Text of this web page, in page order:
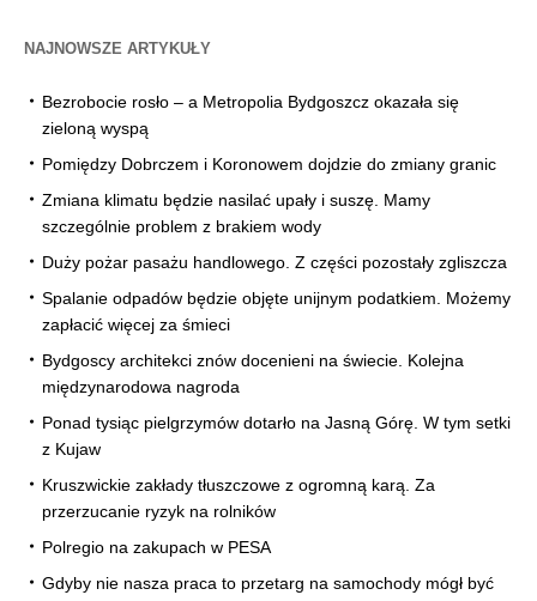
NAJNOWSZE ARTYKUŁY
Bezrobocie rosło – a Metropolia Bydgoszcz okazała się
zieloną wyspą
Pomiędzy Dobrczem i Koronowem dojdzie do zmiany granic
Zmiana klimatu będzie nasilać upały i suszę. Mamy
szczególnie problem z brakiem wody
Duży pożar pasażu handlowego. Z części pozostały zgliszcza
Spalanie odpadów będzie objęte unijnym podatkiem. Możemy
zapłacić więcej za śmieci
Bydgoscy architekci znów docenieni na świecie. Kolejna
międzynarodowa nagroda
Ponad tysiąc pielgrzymów dotarło na Jasną Górę. W tym setki
z Kujaw
Kruszwickie zakłady tłuszczowe z ogromną karą. Za
przerzucanie ryzyk na rolników
Polregio na zakupach w PESA
Gdyby nie nasza praca to przetarg na samochody mógł być